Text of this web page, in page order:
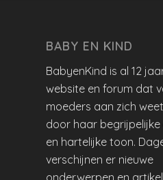
BABY EN KIND
BabyenKind is al 12
website en forum dat
moeders aan zich
door haar begrijpelijke
en hartelijke toon.
verschijnen er nieuwe